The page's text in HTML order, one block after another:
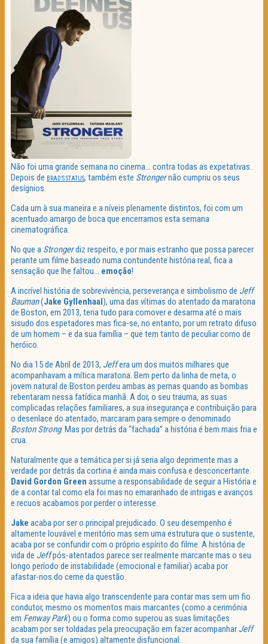
Não foi uma grande semana no cinema… contra todas as expetativas.
Depois de BRAD’S STATUS, também este Strongernão cumpriu os seus
desígnios.
Cada um à sua maneira e a níveis plenamente distintos, foi com um
acentuado amargo de boca que encerramos esta semana
cinematográfica.
No que a Strongerdiz respeito, e por mais estranho que possa parecer
perante um filme baseado numa contundente história real, fica a
sensação que lhe faltou… emoção!
A incrível história de sobrevivência, perseverança e simbolismo de Jeff
Bauman(Jake Gyllenhaal), uma das vítimas do atentado da maratona
de Boston, em 2013, teria tudo para comover e desarma até o mais
sisudo dos espetadores mas fica-se, no entanto, por um retrato difuso
de um homem – e da sua família – que tem tanto de peculiar como de
heróico.
No dia 15 de Abril de 2013, Jeffera um dos muitos milhares que
acompanhavam a mítica maratona. Bem perto da linha de meta, o
jovem natural de Boston perdeu ambas as pernas quando as bombas
rebentaram nessa fatídica manhã. A dor, o seu trauma, as suas
complicadas relações familiares, a sua insegurança e contribuição para
o desenlace do atentado, marcaram para sempre o denominado
Boston Strong. Mas por detrás da “fachada” a história é bem mais fria e
crua.
Naturalmente que a temática per si já seria algo deprimente mas a
verdade por detrás da cortina é ainda mais confusa e desconcertante.
David Gordon Green assume a responsabilidade de seguir a História e
de a contar tal como ela foi mas no emaranhado de intrigas e avanços
e recuos acabamos por perder o interesse.
Jake acaba por ser o principal prejudicado. O seu desempenho é
altamente louvável e meritório mas sem uma estrutura que o sustente,
acaba por se confundir com o próprio espírito do filme. A história de
vida de Jeffpós-atentados parece ser realmente marcante mas o seu
longo período de instabilidade (emocional e familiar) acaba por
afastar-nos do cerne da questão.
Fica a ideia que havia algo transcendente para contar mas sem um fio
condutor, mesmo os momentos mais marcantes (como a cerimónia
em Fenway Park) ou o forma como superou as suas limitações
acabam por ser toldadas pela preocupação em fazer acompanhar Jeff
da sua família (e amigos) altamente disfuncional.